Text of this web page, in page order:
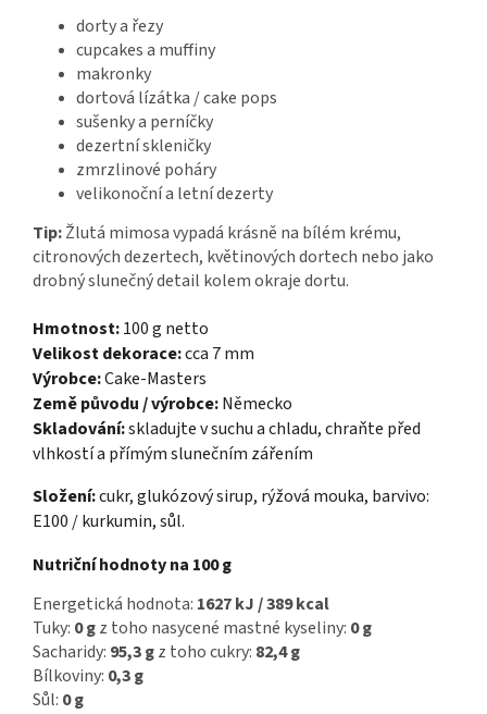
dorty a řezy
cupcakes a muffiny
makronky
dortová lízátka / cake pops
sušenky a perníčky
dezertní skleničky
zmrzlinové poháry
velikonoční a letní dezerty
Tip:Žlutá mimosa vypadá krásně na bílém krému,
citronových dezertech, květinových dortech nebo jako
drobný slunečný detail kolem okraje dortu.
Hmotnost:100 g netto
Velikost dekorace:cca 7 mm
Výrobce:Cake-Masters
Země původu / výrobce:Německo
Skladování:skladujte v suchu a chladu, chraňte před
vlhkostí a přímým slunečním zářením
Složení:cukr, glukózový sirup, rýžová mouka, barvivo:
E100 / kurkumin, sůl.
Nutriční hodnoty na 100 g
Energetická hodnota: 1627 kJ / 389 kcal
Tuky: 0 gz toho nasycené mastné kyseliny: 0 g
Sacharidy: 95,3 gz toho cukry: 82,4 g
Bílkoviny: 0,3 g
Sůl: 0 g